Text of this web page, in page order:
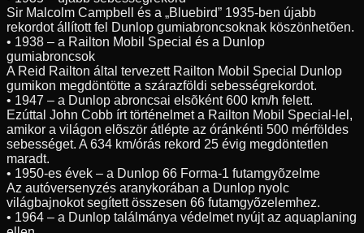
Sir Malcolm Campbell és a „Bluebird” 1935-ben újabb
rekordot állított fel Dunlop gumiabroncsoknak köszönhetõen.
• 1938 – a Railton Mobil Special és a Dunlop
gumiabroncsok
A Reid Railton által tervezett Railton Mobil Special Dunlop
gumikon megdöntötte a szárazföldi sebességrekordot.
• 1947 – a Dunlop abroncsai elsõként 600 km/h felett.
Ezúttal John Cobb írt történelmet a Railton Mobil Special-lel,
amikor a világon elõször átlépte az óránkénti 500 mérföldes
sebességet. A 634 km/órás rekord 25 évig megdöntetlen
maradt.
• 1950-es évek – a Dunlop 66 Forma-1 futamgyõzelme
Az autóversenyzés aranykorában a Dunlop nyolc
világbajnokot segített összesen 66 futamgyõzelemhez.
• 1964 – a Dunlop találmánya védelmet nyújt az aquaplaning